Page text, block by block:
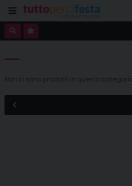
Non ci sono prodotti in questa categoria.